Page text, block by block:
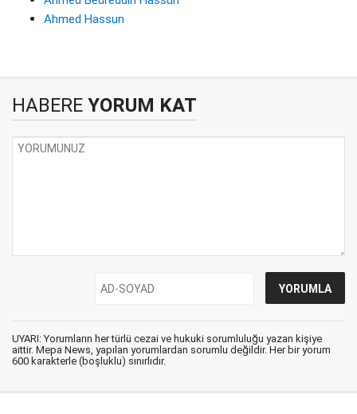
Ahmed Hassun
HABERE YORUM KAT
UYARI: Yorumların her türlü cezai ve hukuki sorumluluğu yazan kişiye
aittir. Mepa News, yapılan yorumlardan sorumlu değildir. Her bir yorum
600 karakterle (boşluklu) sınırlıdır.